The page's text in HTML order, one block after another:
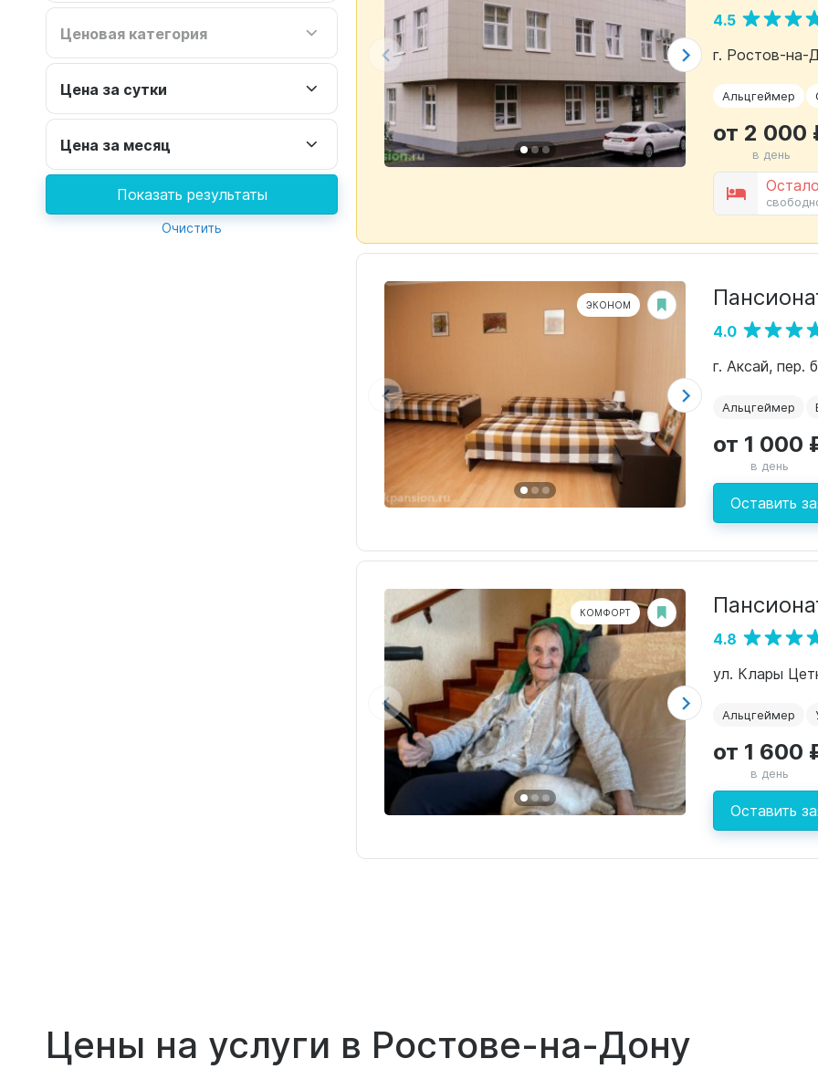
Ценовая категория
Цена за сутки
Цена за месяц
Показать результаты
Очистить
4.5
г. Ростов-на-
Альцгеймер
от 2 000
в день
ЭКОНОМ
4.0
г. Аксай, пер.
Альцгеймер
Оставить
от 1 000
в день
КОМФОРТ
4.8
ул. Клары
Альцгеймер
Оставить
от 1 600
в день
Цены на услуги в Ростове-на-Дону